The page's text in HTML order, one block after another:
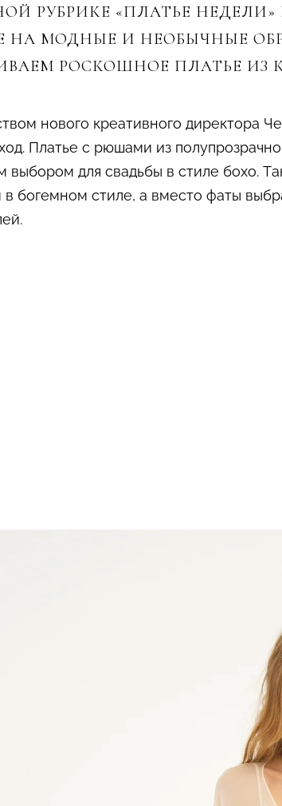
РУБРИКЕ «ПЛАТЬЕ
НА МОДНЫЕ И НЕОБЫЧНЫЕ
РОСКОШНОЕ ПЛАТЬЕ ИЗ
нового креативного директора
Платье с рюшами из
выбором для свадьбы в стиле бохо.
богемном стиле, а вместо фаты